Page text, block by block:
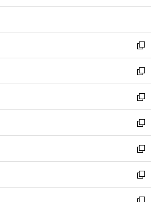
開
ウ
開
く
ン
ウ
で
開
く
ウ
ン
ド
ウ
で
開
く
新
し
い
ウ
ィ
ン
ド
ウ
で
開
く
新
し
い
ウ
ィ
ン
ド
ウ
で
開
く
新
し
い
ウ
ィ
ン
ド
ウ
新
し
い
ウ
ィ
ン
新
し
い
ウ
新
し